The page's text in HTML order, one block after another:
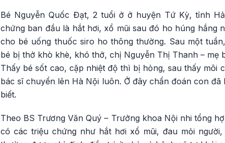
Bé Nguyễn Quốc Đạt, 2 tuổi ở ở huyện Tứ Kỳ, tỉnh
chứng ban đầu là hắt hơi, xổ mũi sau đó ho húng hắng
cho bé uống thuốc siro ho thông thường. Sau một
bé bị thở khò khè, khó thở, chị Nguyễn Thị Thanh – mẹ
Thấy bé sốt cao, cặp nhiệt độ thì bị hỏng, sau thấy môi
bác sĩ chuyển lên Hà Nội luôn. Ở đây chẩn đoán con
biết.
Theo BS Trương Văn Quý – Trưởng khoa Nội nhi tổng
có các triệu chứng như hắt hơi xổ mũi, đau mỏi